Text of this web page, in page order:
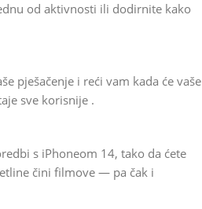
od aktivnosti ili dodirnite kako
pješačenje i reći vam kada će vaše
sve korisnije .
s iPhoneom 14, tako da ćete
čini filmove — pa čak i